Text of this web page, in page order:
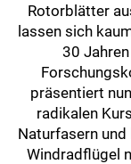
Rotorblätter
lassen sich
30
präsentiert
radikalen
Naturfasern
Windradflügel